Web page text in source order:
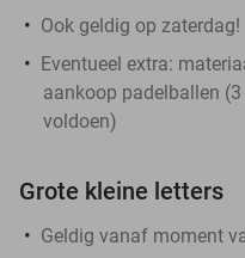
Ook geldig op zaterdag!
Eventueel extra:
aankoop padelballen
voldoen)
Grote kleine letters
Geldig vanaf moment